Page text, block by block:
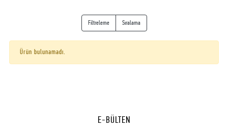
Filtreleme Sıralama
Ürün bulunamadı.
E-BÜLTEN